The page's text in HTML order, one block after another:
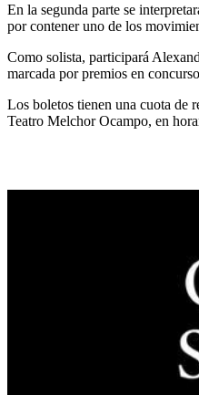
En la segunda parte se
por contener uno de los
Como solista, participará
marcada por premios en
Los boletos tienen una cuota de
Teatro Melchor Ocampo, en